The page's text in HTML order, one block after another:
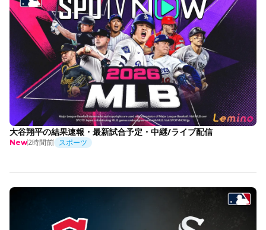
大谷翔平の結果速報・最新試合予定・中継/ライブ配信
New2時間前 スポーツ